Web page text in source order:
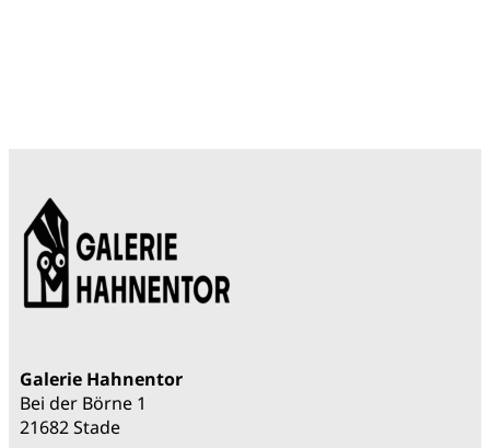
Galerie Hahnentor
Bei der Börne 1
21682 Stade